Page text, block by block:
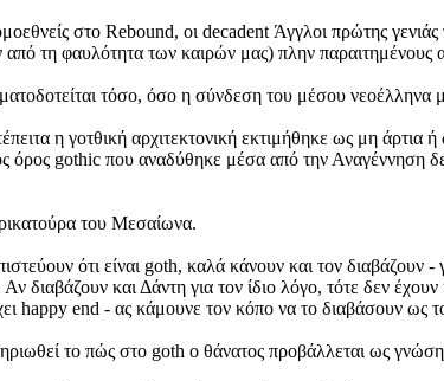
στο Rebound, οι decadent Άγγλοι πρώτης
τη φαυλότητα των καιρών μας) πλην παραιτημένους
τόσο, όσο η σύνδεση του μέσου νεοέλληνα
η γοτθική αρχιτεκτονική εκτιμήθηκε ως μη
όρος gothic που αναδύθηκε μέσα από την Αναγέννηση
του Μεσαίωνα.
ότι είναι goth, καλά κάνουν και τον
διαβάζουν και Δάντη για τον ίδιο λόγο, τότε δεν
happy end - ας κάμουνε τον κόπο να το διαβάσουν ως
το πώς στο goth ο θάνατος προβάλλεται ως